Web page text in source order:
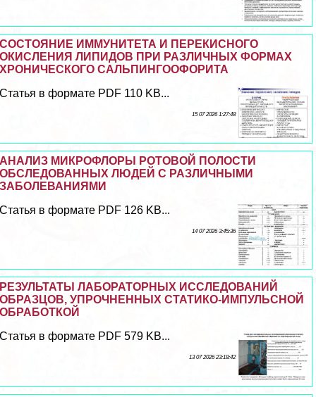
СОСТОЯНИЕ ИММУНИТЕТА И ПЕРЕКИСНОГО
ОКИСЛЕНИЯ ЛИПИДОВ ПРИ РАЗЛИЧНЫХ ФОРМАХ
ХРОНИЧЕСКОГО САЛЬПИНГООФОРИТА
Статья в формате PDF 110 KB...
15 07 2026 1:27:48
АНАЛИЗ МИКРОФЛОРЫ РОТОВОЙ ПОЛОСТИ
ОБСЛЕДОВАННЫХ ЛЮДЕЙ С РАЗЛИЧНЫМИ
ЗАБОЛЕВАНИЯМИ
Статья в формате PDF 126 KB...
14 07 2026 3:45:36
РЕЗУЛЬТАТЫ ЛАБОРАТОРНЫХ ИССЛЕДОВАНИЙ
ОБРАЗЦОВ, УПРОЧНЕННЫХ СТАТИКО-ИМПУЛЬСНОЙ
ОБРАБОТКОЙ
Статья в формате PDF 579 KB...
13 07 2026 23:18:42